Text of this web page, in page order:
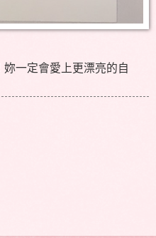
一定會愛上更漂亮的自